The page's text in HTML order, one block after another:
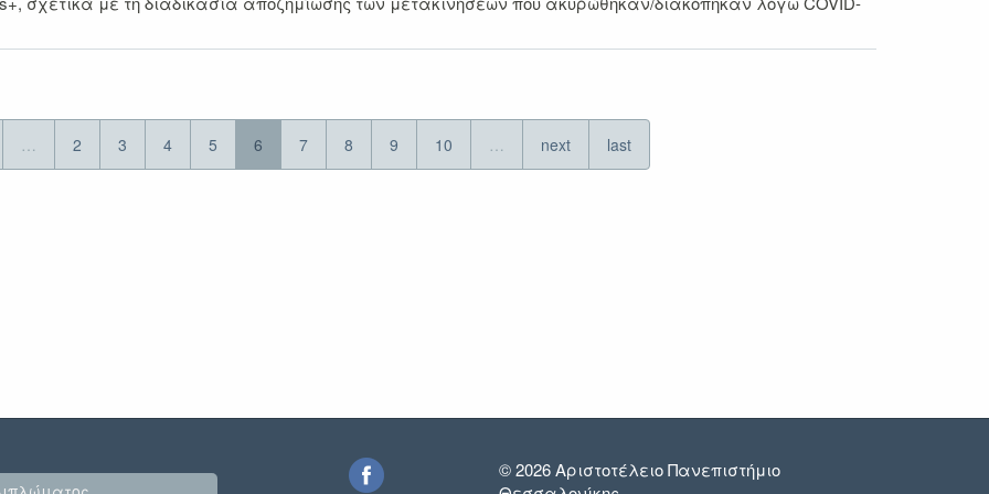
… 2 3 4 5 6 7 8 9 10 … next last
© 2026 Αριστοτέλειο Πανεπιστήμιο